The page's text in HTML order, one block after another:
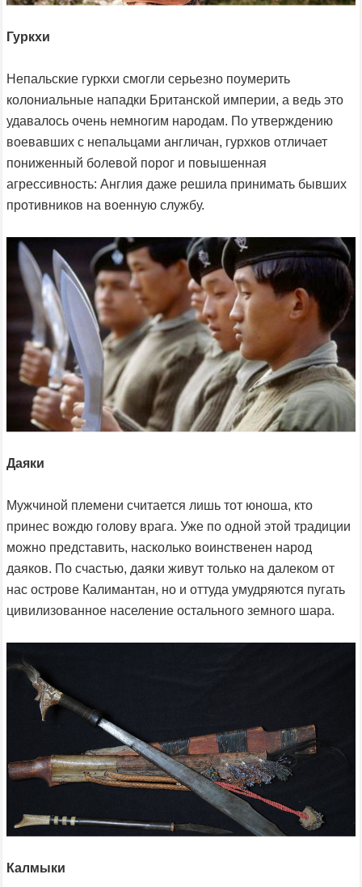
Гуркхи
Непальские гуркхи смогли серьезно поумерить
колониальные нападки Британской империи, а ведь это
удавалось очень немногим народам. По утверждению
воевавших с непальцами англичан, гурхков отличает
пониженный болевой порог и повышенная
агрессивность: Англия даже решила принимать бывших
противников на военную службу.
Даяки
Мужчиной племени считается лишь тот юноша, кто
принес вождю голову врага. Уже по одной этой традиции
можно представить, насколько воинственен народ
даяков. По счастью, даяки живут только на далеком от
нас острове Калимантан, но и оттуда умудряются пугать
цивилизованное население остального земного шара.
Калмыки